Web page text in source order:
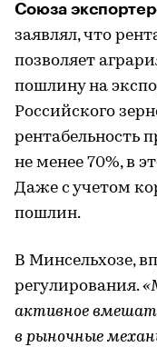
Союза
заявлял, что
позволяет
пошлину на
Российского
рентабельность
не менее 70%, в
Даже с учетом
пошлин.
В Минсельхозе,
регулирования.
активное
в рыночные